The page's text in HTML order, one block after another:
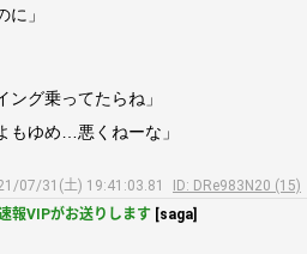
」
グ乗ってたらね」
もゆめ…悪くねーな」
07/31(土) 19:41:03.81
ID: DRe983N20 (15)
報VIPがお送りします [saga]